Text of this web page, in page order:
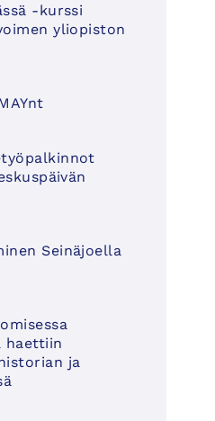
-kurssi
yliopiston
Seinäjoella
haettiin
ja